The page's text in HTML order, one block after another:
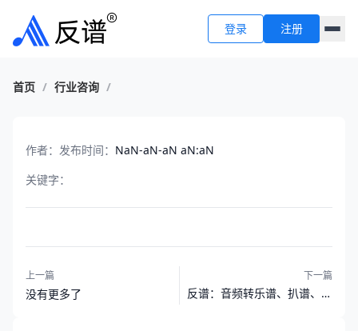
登录 注册
首页 / 行业咨询 /
作者： 发布时间： NaN-aN-aN aN:aN
关键字：
上一篇
没有更多了
下一篇
反谱：音频转乐谱、扒谱、音